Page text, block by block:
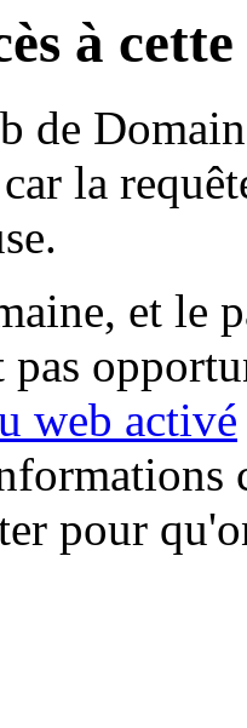
à
de
la
et le
pas
web activé
pour